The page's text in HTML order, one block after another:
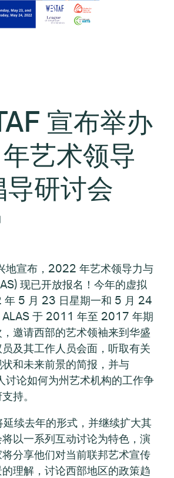
宣布举办
艺术领导
导研讨会
地宣布，2022 年艺术领导力与
现已开放报名！今年的虚拟
5 月 23 日星期一和 5 月 24
ALAS 于 2011 年至 2017 年期
邀请西部的艺术领袖来到华盛
及其工作人员会面，听取有关
和未来前景的简报，并与
讨论如何为州艺术机构的工作争
持。
续去年的形式，并继续扩大其
以一系列互动讨论为特色，演
分享他们对当前联邦艺术宣传
理解，讨论西部地区的政策趋